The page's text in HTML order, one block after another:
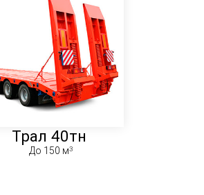
Трал 40тн
До 150 м